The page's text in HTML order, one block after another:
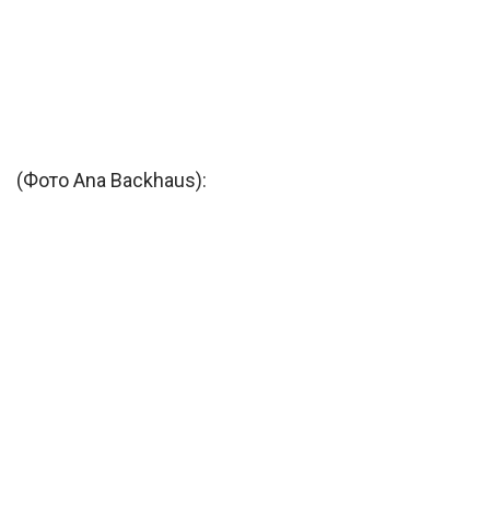
(Фото Ana Backhaus):